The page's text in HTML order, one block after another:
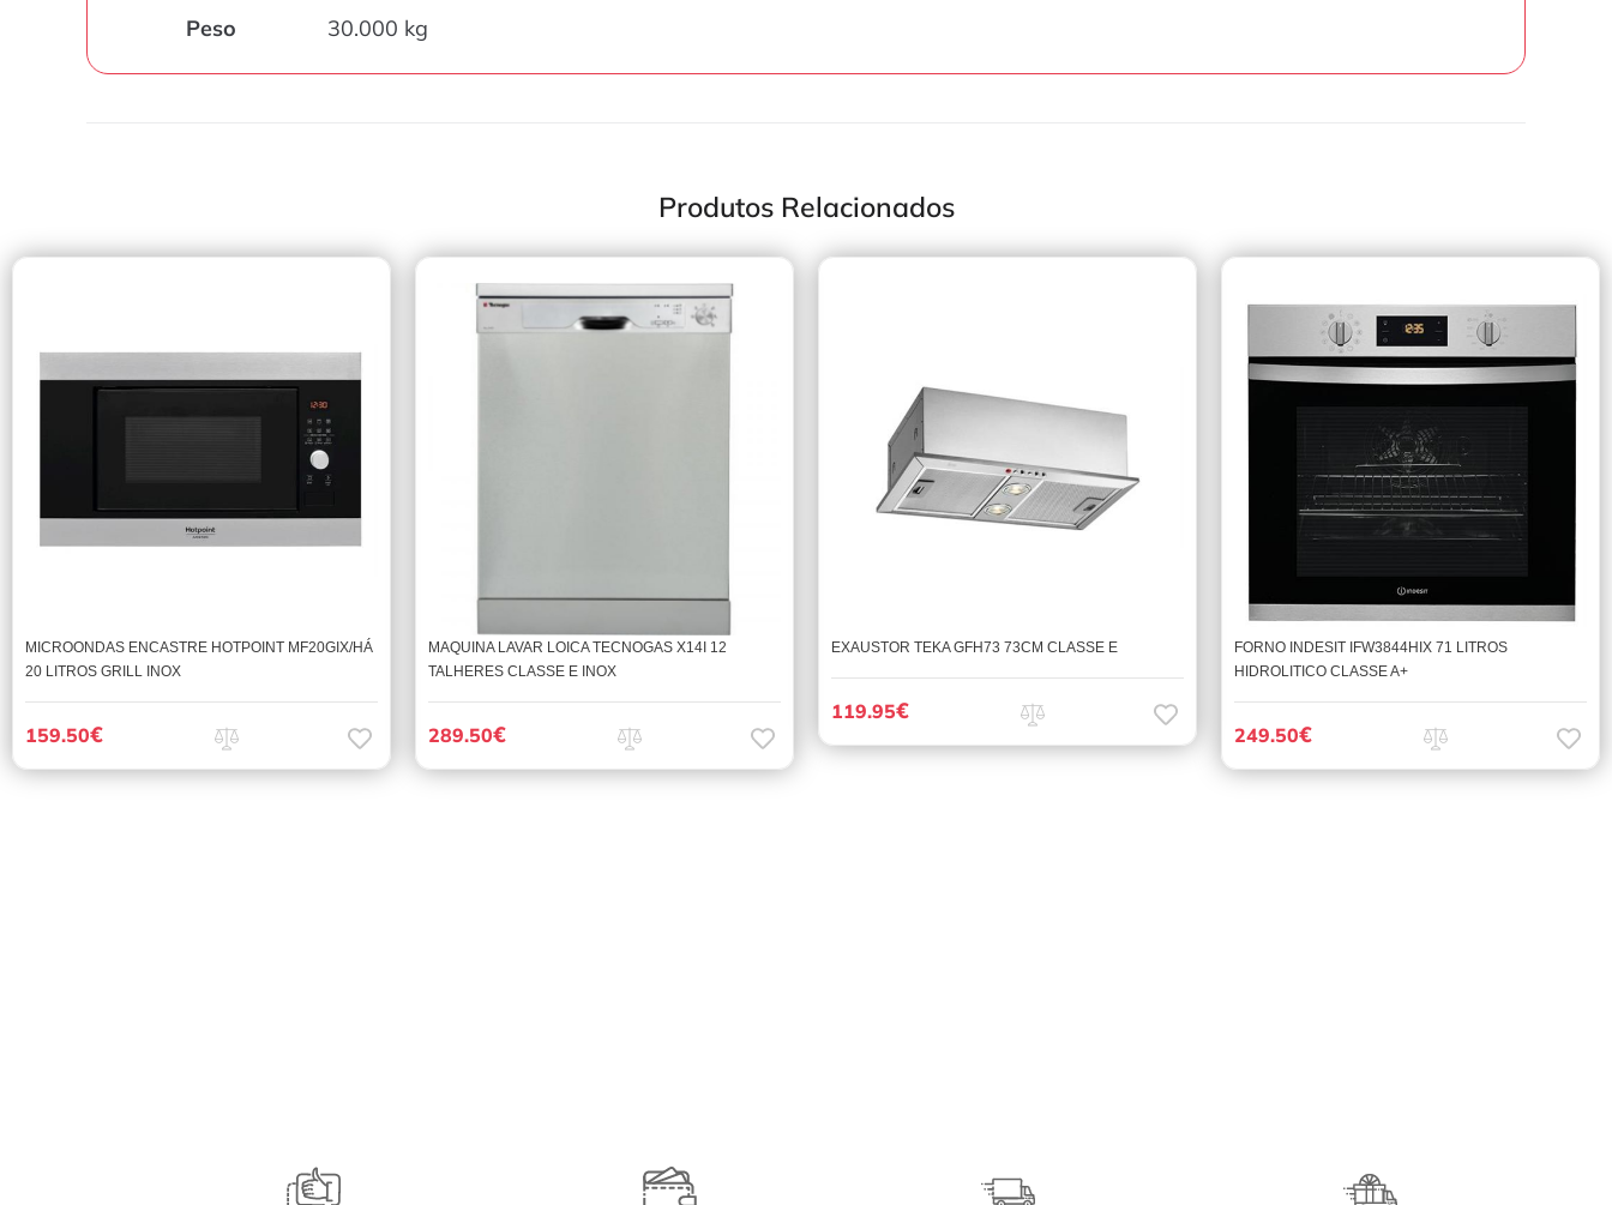
Peso 30.000 kg
Produtos Relacionados
MICROONDAS ENCASTRE HOTPOINT MF20GIX/HÁ
20 LITROS GRILL INOX
159.50€
MAQUINA LAVAR LOICA TECNOGAS X14I 12
TALHERES CLASSE E INOX
289.50€
EXAUSTOR TEKA GFH73 73CM CLASSE E
119.95€
FORNO INDESIT IFW3844HIX 71 LITROS
HIDROLITICO CLASSE A+
249.50€